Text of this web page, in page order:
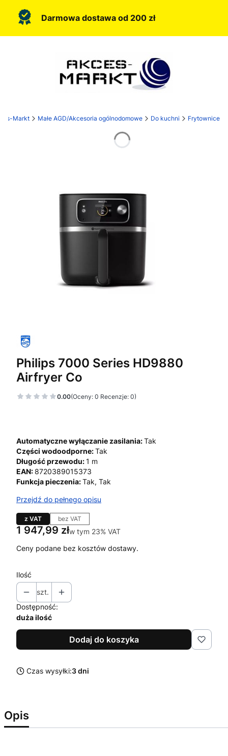
Darmowa dostawa od 200 zł
Markt Małe AGD/Akcesoria ogólnodomowe Do kuchni Frytownice
Philips 7000 Series HD9880
Airfryer Co
0.00(Oceny: 0 Recenzje: 0)
Automatyczne wyłączanie zasilania:Tak
Części wodoodporne:Tak
Długość przewodu:1 m
EAN:8720389015373
Funkcja pieczenia:Tak, Tak
Przejdź do pełnego opisu
z VAT bez VAT
Cena
1 947,99 złw tym 23% VAT
w tym 23% VAT
Ceny podane bez kosztów dostawy.
Ilość
szt.
Dostępność:
duża ilość
Dodaj do koszyka
Czas wysyłki:3 dni
Opis